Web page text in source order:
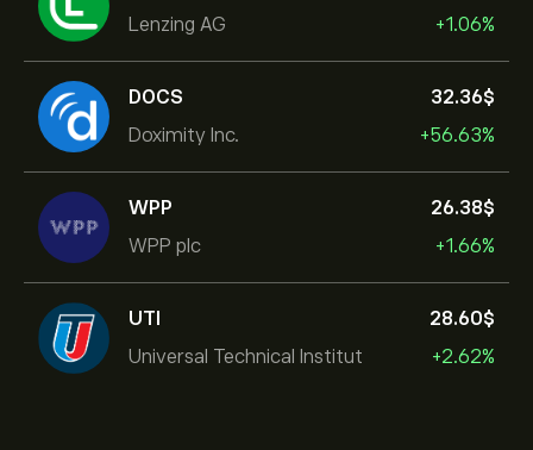
Lenzing AG
+1.06%
DOCS
Doximity Inc.
32.36‎$‎
+56.63%
WPP
WPP plc
26.38‎$‎
+1.66%
UTI
Universal Technical Institut
28.60‎$‎
+2.62%